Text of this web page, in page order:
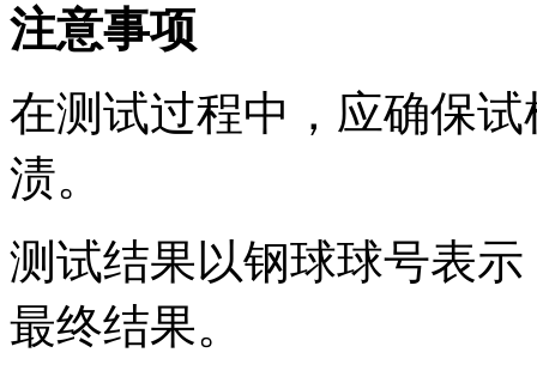
注意事项
在测试过程中，应确保
渍。
测试结果以钢球球号表
最终结果。